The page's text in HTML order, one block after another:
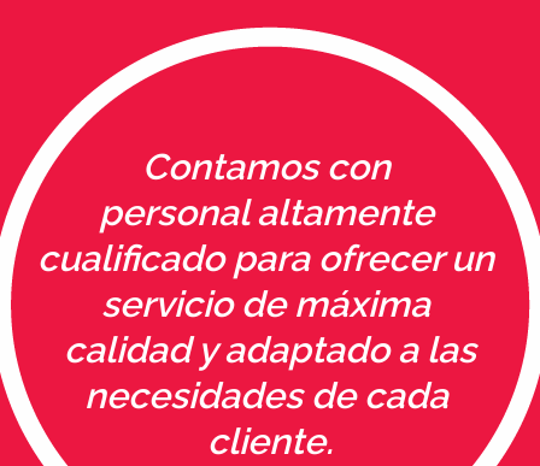
Contamos con
personal altamente
cualificado para ofrecer un
servicio de máxima
calidad y adaptado a las
necesidades de cada
cliente.